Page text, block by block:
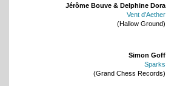
Jérôme Bouve & Delphine Dora
Vent d’Aether
(Hallow Ground)
Simon Goff
Sparks
(Grand Chess Records)